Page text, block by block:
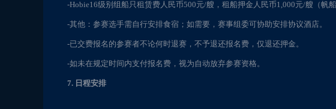
-Hobie16级别组船只租赁费人民币500元/艘，租船押金人民币1,000元/艘（帆
-其他：参赛选手需自行安排食宿；如需要，赛事组委可协助安排协议酒店。
-已交费报名的参赛者不论何时退赛，不予退还报名费，仅退还押金。
-如未在规定时间内支付报名费，视为自动放弃参赛资格。
7. 日程安排